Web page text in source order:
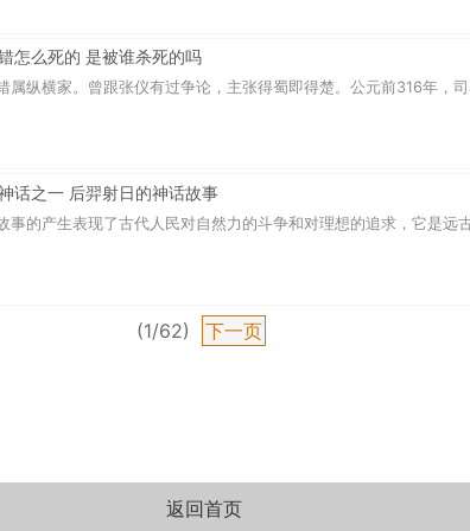
怎么死的 是被谁杀死的吗
属纵横家。曾跟张仪有过争论，主张得蜀即得楚。公元前316年，
话之一 后羿射日的神话故事
事的产生表现了古代人民对自然力的斗争和对理想的追求，它是远
(1/62) 下一页
返回首页